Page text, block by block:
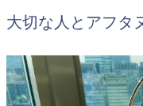
大切な人とアフタ